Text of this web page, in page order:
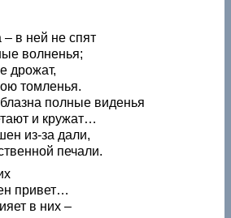
– в ней не спят
волненья;
дрожат,
томленья.
полные виденья
и кружат…
из-за дали,
печали.
привет…
в них –